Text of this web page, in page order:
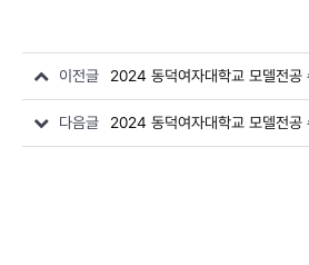
이전글 2024 동덕여자대학교 모델전공
다음글 2024 동덕여자대학교 모델전공